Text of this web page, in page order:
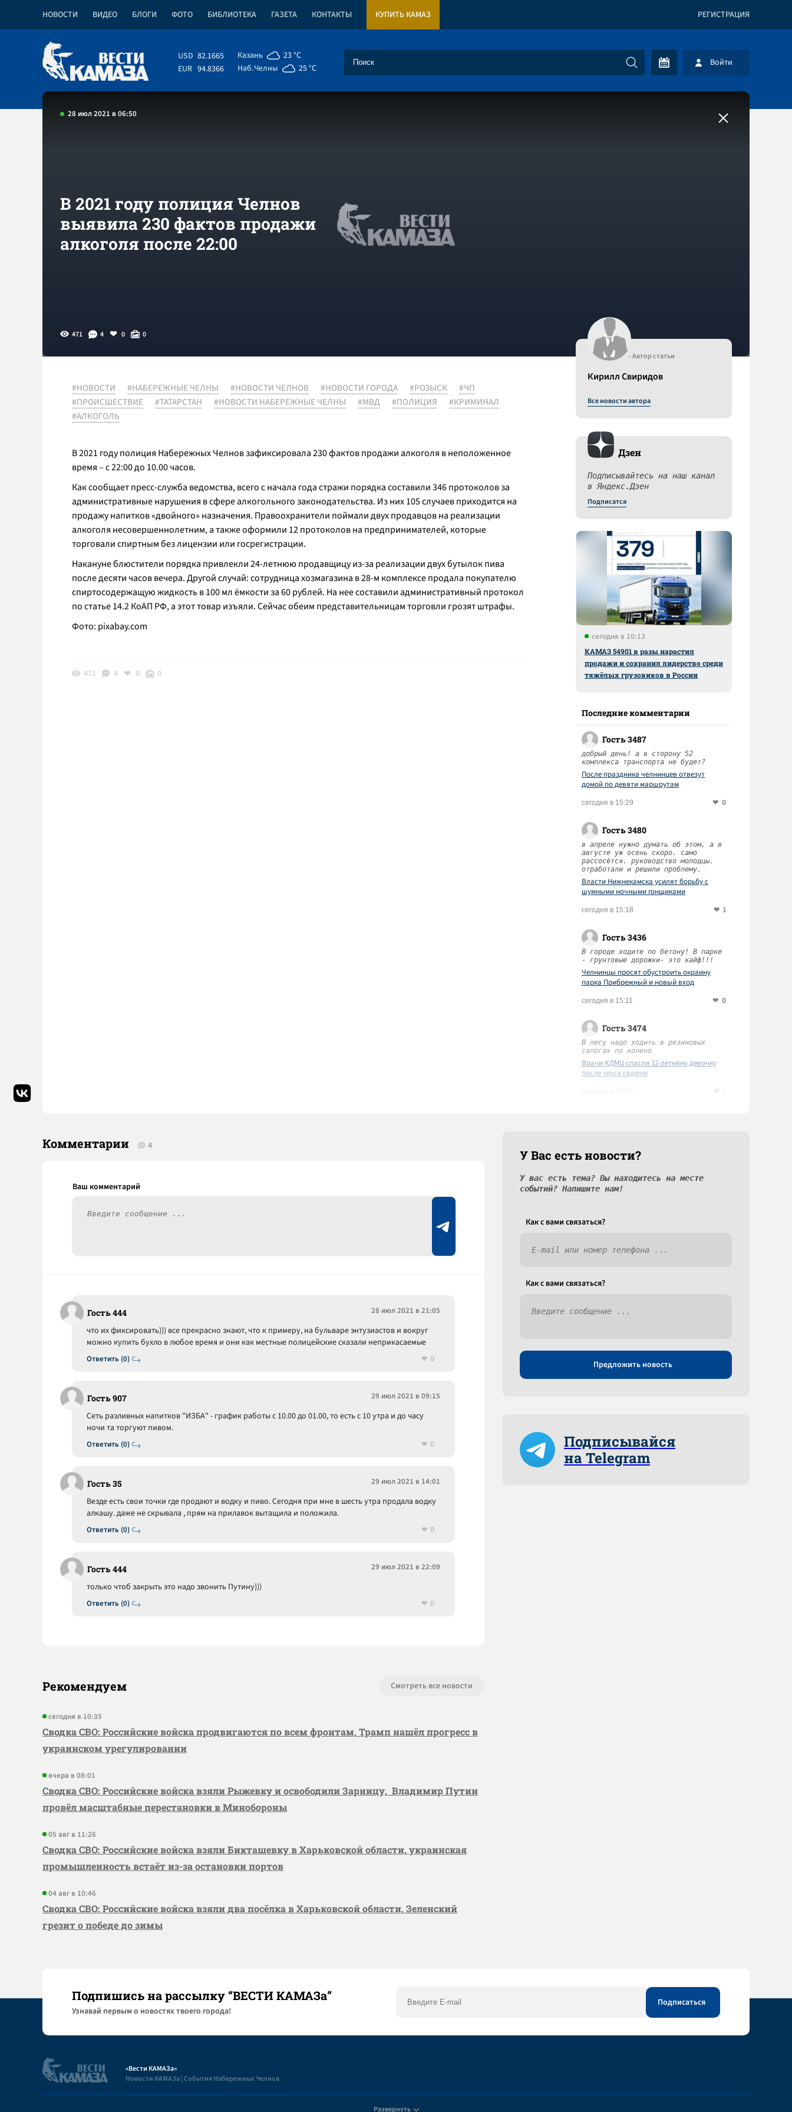
НОВОСТИ ВИДЕО БЛОГИ ФОТО БИБЛИОТЕКА ГАЗЕТА КОНТАКТЫ КУПИТЬ КАМАЗ РЕГИСТРАЦИЯ
USD 82.1665
EUR 94.8366
Казань
23 °C
Наб.Челны
25 °C Войти
28 июл 2021 в 06:50
В 2021 году полиция Челнов
выявила 230 фактов продажи
алкоголя после 22:00
471 4 0 0
#НОВОСТИ #НАБЕРЕЖНЫЕ ЧЕЛНЫ #НОВОСТИ ЧЕЛНОВ #НОВОСТИ ГОРОДА #РОЗЫСК
#ЧП
#ПРОИСШЕСТВИЕ
#ТАТАРСТАН #НОВОСТИ НАБЕРЕЖНЫЕ ЧЕЛНЫ #МВД #ПОЛИЦИЯ
#КРИМИНАЛ
#АЛКОГОЛЬ
В 2021 году полиция Набережных Челнов зафиксировала 230 фактов продажи алкоголя в неположенное
время – с 22:00 до 10.00 часов.
Как сообщает пресс-служба ведомства, всего с начала года стражи порядка составили 346 протоколов за
административные нарушения в сфере алкогольного законодательства. Из них 105 случаев приходится на
продажу напитков «двойного» назначения. Правоохранители поймали двух продавцов на реализации
алкоголя несовершеннолетним, а также оформили 12 протоколов на предпринимателей, которые
торговали спиртным без лицензии или госрегистрации.
Накануне блюстители порядка привлекли 24-летнюю продавщицу из-за реализации двух бутылок пива
после десяти часов вечера. Другой случай: сотрудница хозмагазина в 28-м комплексе продала покупателю
спиртосодержащую жидкость в 100 мл ёмкости за 60 рублей. На нее составили административный протокол
по статье 14.2 КоАП РФ, а этот товар изъяли. Сейчас обеим представительницам торговли грозят штрафы.
Фото: pixabay.com
471 4 0 0
- Автор статьи
Кирилл Свиридов
Все новости автора
Дзен
Подписывайтесь на наш канал
в Яндекс.Дзен
Подписатся
сегодня в 10:13
КАМАЗ 54901 в разы нарастил
продажи и сохранил лидерство среди
тяжёлых грузовиков в России
Последние комментарии
Гость 3487
добрый день! а в сторону 52
комплекса транспорта не будет?
После праздника челнинцев отвезут
домой по девяти маршрутам
сегодня в 15:29 0
Гость 3480
в апреле нужно думать об этом, а в
августе уж осень скоро. само
рассосётся. руководство молодцы.
отработали и решили проблему.
Власти Нижнекамска усилят борьбу с
шумными ночными гонщиками
сегодня в 15:18 1
Гость 3436
В городе ходите по бетону! В парке
- грунтовые дорожки- это кайф!!!
Челнинцы просят обустроить окраину
парка Прибрежный и новый вход
сегодня в 15:11 0
Гость 3474
В лесу надо ходить в резиновых
сапогах по колено
Врачи КДМЦ спасли 12-летнюю девочку
после укуса гадюки
Комментарии 4
Гость 444 28 июл 2021 в 21:05
Ответить (0)
что их фиксировать))) все прекрасно знают, что к примеру, на бульваре энтузиастов и вокруг
можно купить бухло в любое время и они как местные полицейские сказали неприкасаемые
0
Гость 907 29 июл 2021 в 09:15
Ответить (0)
Сеть разливных напитков "ИЗБА" - график работы с 10.00 до 01.00, то есть с 10 утра и до часу
ночи та торгуют пивом.
0
Гость 35 29 июл 2021 в 14:01
Ответить (0)
Везде есть свои точки где продают и водку и пиво. Сегодня при мне в шесть утра продала водку
алкашу. даже не скрывала , прям на прилавок вытащила и положила.
0
Гость 444 29 июл 2021 в 22:09
Ответить (0)
только чтоб закрыть это надо звонить Путину)))
0
Рекомендуем Смотреть все новости
сегодня в 10:35
Сводка СВО: Российские войска продвигаются по всем фронтам, Трамп нашёл прогресс в
украинском урегулировании
вчера в 08:01
Сводка СВО: Российские войска взяли Рыжевку и освободили Зарницу, Владимир Путин
провёл масштабные перестановки в Минобороны
05 авг в 11:26
Сводка СВО: Российские войска взяли Бикташевку в Харьковской области, украинская
промышленность встаёт из-за остановки портов
04 авг в 10:46
Сводка СВО: Российские войска взяли два посёлка в Харьковской области, Зеленский
грезит о победе до зимы
У Вас есть новости?
У вас есть тема? Вы находитесь на месте
событий? Напишите нам!
Как c вами связаться?
Как c вами связаться?
Предложить новость
Подписывайся
на Telegram
Подпишись на рассылку “ВЕСТИ КАМАЗа”
Узнaвай первым о новостях твоего города!
«Вести КАМАЗа»
Новости КАМАЗа | События Набережных Челнов
Развернуть